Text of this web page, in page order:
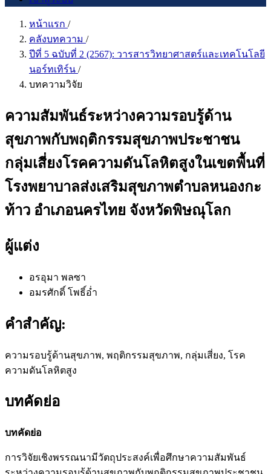
หน้าแรก /
คลังบทความ /
ปีที่ 5 ฉบับที่ 2 (2567): วารสารวิทยาศาสตร์และเทคโนโลยี
นอร์ทเทิร์น /
บทความวิจัย
ความสัมพันธ์ระหว่างความรอบรู้ด้าน
สุขภาพกับพฤติกรรมสุขภาพประชาชน
กลุ่มเสี่ยงโรคความดันโลหิตสูงในเขตพื้นที่
โรงพยาบาลส่งเสริมสุขภาพตำบลหนองกะ
ท้าว อำเภอนครไทย จังหวัดพิษณุโลก
ผู้แต่ง
อรอุมา พลซา
อมรศักดิ์ โพธิ์อ่ำ
คำสำคัญ:
ความรอบรู้ด้านสุขภาพ, พฤติกรรมสุขภาพ, กลุ่มเสี่ยง, โรค
ความดันโลหิตสูง
บทคัดย่อ
บทคัดย่อ
การวิจัยเชิงพรรณนามีวัตถุประสงค์เพื่อศึกษาความสัมพันธ์